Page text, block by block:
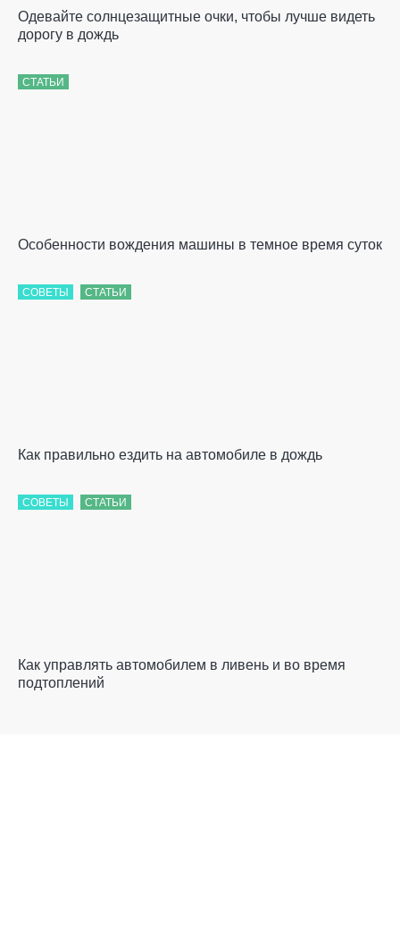
Одевайте солнцезащитные очки, чтобы лучше видеть
дорогу в дождь
СТАТЬИ
Особенности вождения машины в темное время суток
СОВЕТЫ СТАТЬИ
Как правильно ездить на автомобиле в дождь
СОВЕТЫ СТАТЬИ
Как управлять автомобилем в ливень и во время
подтоплений